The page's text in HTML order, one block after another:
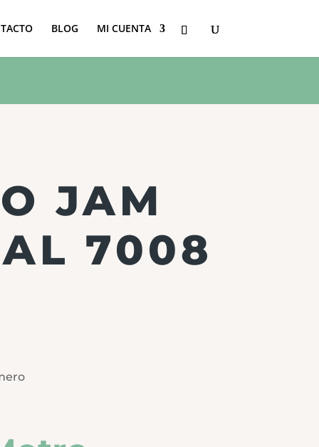
BLOG MI CUENTA
JAM
7008